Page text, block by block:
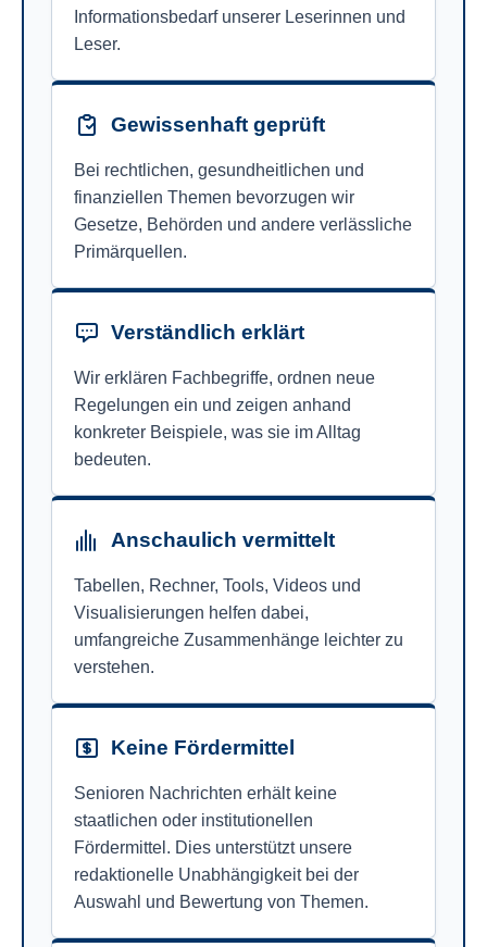
Informationsbedarf unserer Leserinnen und
Leser.
Gewissenhaft geprüft
Bei rechtlichen, gesundheitlichen und
finanziellen Themen bevorzugen wir
Gesetze, Behörden und andere verlässliche
Primärquellen.
Verständlich erklärt
Wir erklären Fachbegriffe, ordnen neue
Regelungen ein und zeigen anhand
konkreter Beispiele, was sie im Alltag
bedeuten.
Anschaulich vermittelt
Tabellen, Rechner, Tools, Videos und
Visualisierungen helfen dabei,
umfangreiche Zusammenhänge leichter zu
verstehen.
Keine Fördermittel
Senioren Nachrichten erhält keine
staatlichen oder institutionellen
Fördermittel. Dies unterstützt unsere
redaktionelle Unabhängigkeit bei der
Auswahl und Bewertung von Themen.